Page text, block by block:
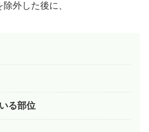
外した後に、
る部位